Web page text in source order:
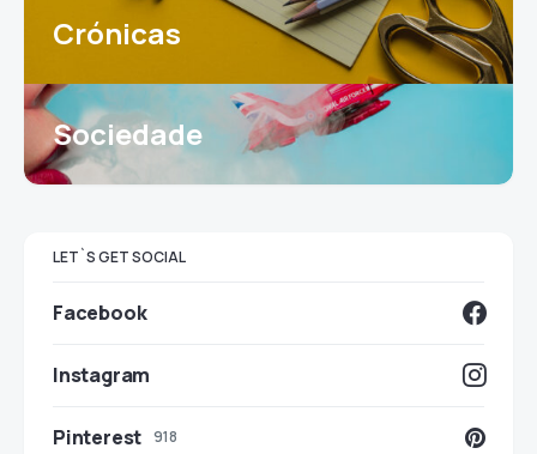
Crónicas
Sociedade
LET`S GET SOCIAL
Facebook
Instagram
Pinterest 918